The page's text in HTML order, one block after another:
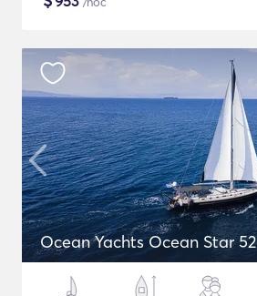
Ocean Yachts Ocean Star 52